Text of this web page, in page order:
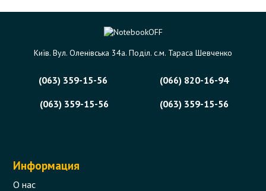
Київ. Вул. Оленівська 34а. Поділ. с.м. Тараса Шевченко
(063) 359-15-56
(066) 820-16-94
(063) 359-15-56
(063) 359-15-56
Информация
О нас